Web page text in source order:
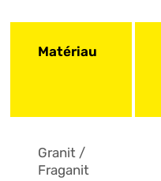
Matériau
Granit /
Fraganit